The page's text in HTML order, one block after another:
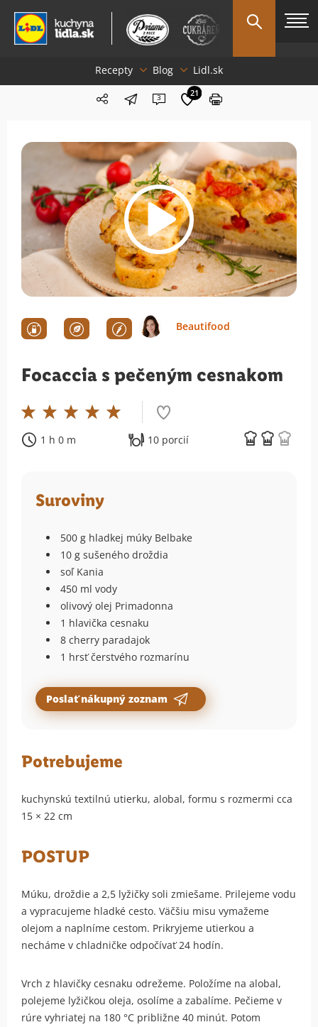
Recepty Blog Lidl.sk
3 21
Beautifood
Focaccia s pečeným cesnakom
1 h 0 m 10 porcií
Suroviny
500 g hladkej múky Belbake
10 g sušeného droždia
soľ Kania
450 ml vody
olivový olej Primadonna
1 hlavička cesnaku
8 cherry paradajok
1 hrsť čerstvého rozmarínu
Poslať nákupný zoznam
Potrebujeme
kuchynskú textilnú utierku, alobal, formu s rozmermi cca
15 × 22 cm
POSTUP
Múku, droždie a 2,5 lyžičky soli zmiešame. Prilejeme vodu
a vypracujeme hladké cesto. Väčšiu misu vymažeme
olejom a naplníme cestom. Prikryjeme utierkou a
necháme v chladničke odpočívať 24 hodín.
Vrch z hlavičky cesnaku odrežeme. Položíme na alobal,
polejeme lyžičkou oleja, osolíme a zabalíme. Pečieme v
rúre vyhriatej na 180 °C približne 40 minút. Potom